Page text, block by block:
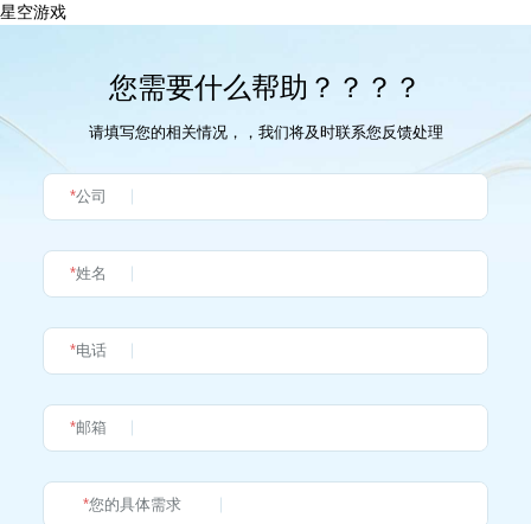
星空游戏
您需要什么帮助？？？？
请填写您的相关情况，，我们将及时联系您反馈处理
*公司
*姓名
*电话
*邮箱
*您的具体需求